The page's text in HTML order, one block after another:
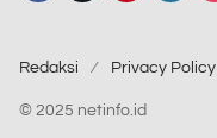
Redaksi Privacy Policy
© 2025 netinfo.id